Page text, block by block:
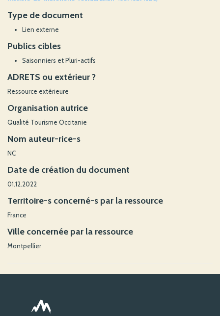
Type de document
Lien externe
Publics cibles
Saisonniers et Pluri-actifs
ADRETS ou extérieur ?
Ressource extérieure
Organisation autrice
Qualité Tourisme Occitanie
Nom auteur-rice-s
NC
Date de création du document
01.12.2022
Territoire-s concerné-s par la ressource
France
Ville concernée par la ressource
Montpellier